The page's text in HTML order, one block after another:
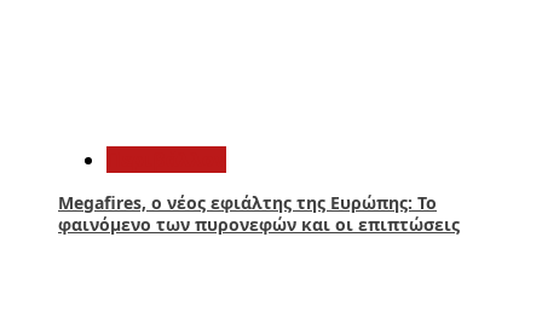
Megafires, ο νέος εφιάλτης της Ευρώπης: Το
φαινόμενο των πυρονεφών και οι επιπτώσεις